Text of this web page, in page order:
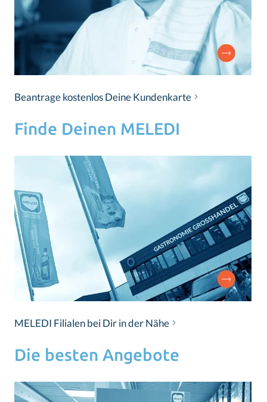
Beantrage kostenlos Deine Kundenkarte
Finde Deinen MELEDI
MELEDI Filialen bei Dir in der Nähe
Die besten Angebote